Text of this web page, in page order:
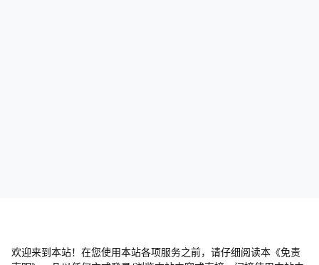
欢迎来到本站！在您使用本站各项服务之前，请仔细阅读本《免责